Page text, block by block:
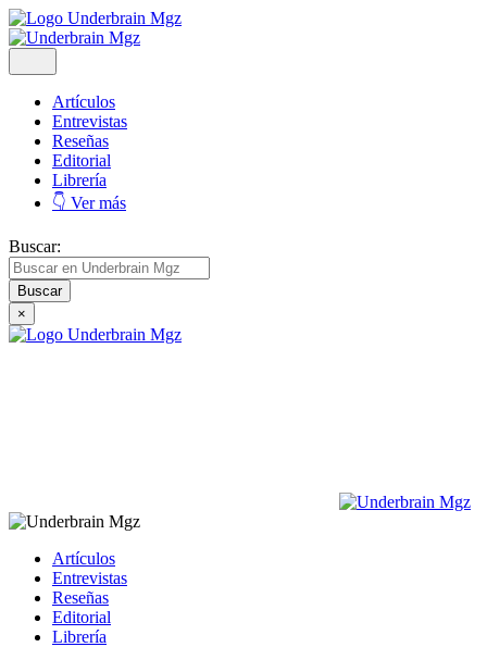
Artículos
Entrevistas
Reseñas
Editorial
Librería
👇 Ver más
Buscar:
×
Artículos
Entrevistas
Reseñas
Editorial
Librería